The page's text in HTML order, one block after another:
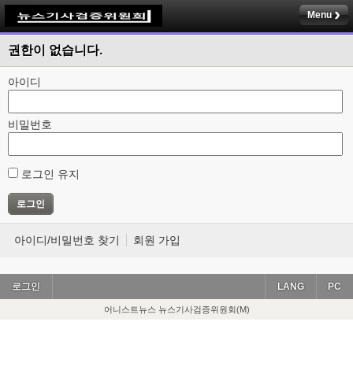
Menu
권한이 없습니다.
아이디
비밀번호
로그인 유지
아이디/비밀번호 찾기 회원 가입
로그인 PC
LANG
어니스트뉴스 뉴스기사검증위원회(M)